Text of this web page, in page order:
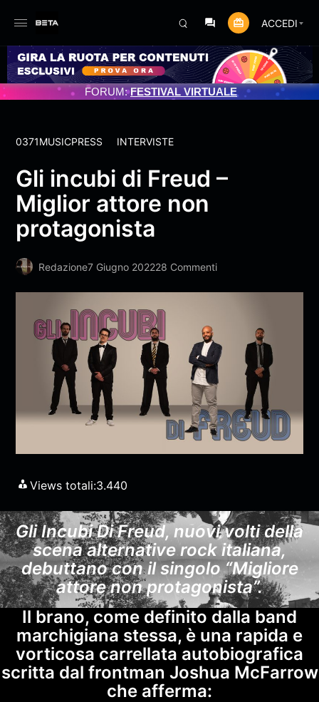
ACCEDI
3/07/2025
FORUM:FESTIVAL VIRTUALE
0371MUSICPRESS INTERVISTE
Gli incubi di Freud –
Miglior attore non
protagonista
Redazione7 Giugno 202228 Commenti
Views totali:3.440
Gli Incubi Di Freud, nuovi volti della
scena alternative rock italiana,
debuttano con il singolo “Migliore
attore non protagonista”.
Il brano, come definito dalla band
marchigiana stessa, è una rapida e
vorticosa carrellata autobiografica
scritta dal frontman Joshua McFarrow
che afferma: